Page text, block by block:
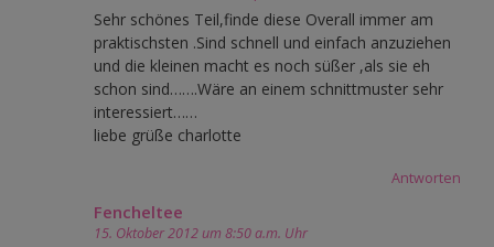
Sehr schönes Teil,finde diese Overall immer am
praktischsten .Sind schnell und einfach anzuziehen
und die kleinen macht es noch süßer ,als sie eh
schon sind…….Wäre an einem schnittmuster sehr
interessiert……
liebe grüße charlotte
Antworten
Fencheltee
15. Oktober 2012 um 8:50 a.m. Uhr